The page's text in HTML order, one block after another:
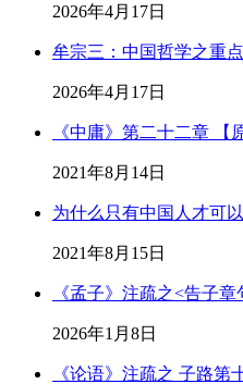
2026年4月17日
牟宗三：中国哲学之重
2026年4月17日
《中庸》第二十二章 【
2021年8月14日
为什么只有中国人才可
2021年8月15日
《孟子》注疏之<告子
2026年1月8日
《论语》注疏之 子路第